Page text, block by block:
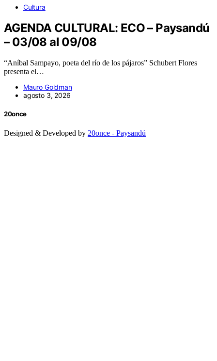
Cultura
AGENDA CULTURAL: ECO – Paysandú
– 03/08 al 09/08
“Aníbal Sampayo, poeta del río de los pájaros” Schubert Flores
presenta el…
Mauro Goldman
agosto 3, 2026
20once
Designed & Developed by 20once - Paysandú